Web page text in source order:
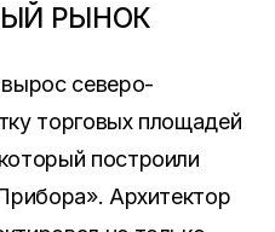
РЫНОК
северо-
торговых площадей
построили
Архитектор